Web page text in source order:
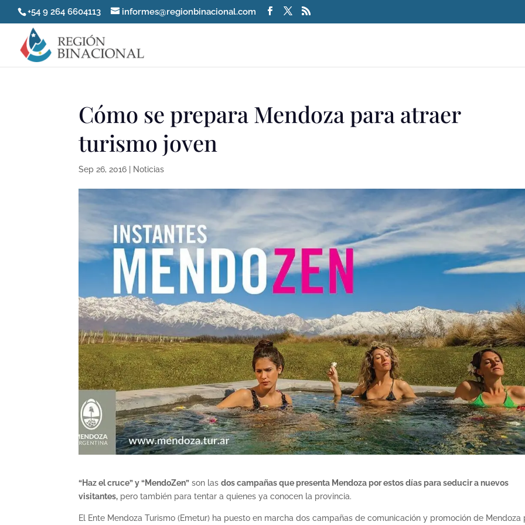
+54 9 264 6604113 informes@regionbinacional.com
Cómo se prepara Mendoza para atraer
turismo joven
Sep 26, 2016 Noticias
“Haz el cruce” y “MendoZen” son lasdos campañas que presenta Mendoza por estos días para seducir a nuevos
visitantes, pero también para tentar a quienes ya conocen la provincia.
El Ente Mendoza Turismo (Emetur) ha puesto en marcha dos campañas de comunicación y promoción de Mendoza